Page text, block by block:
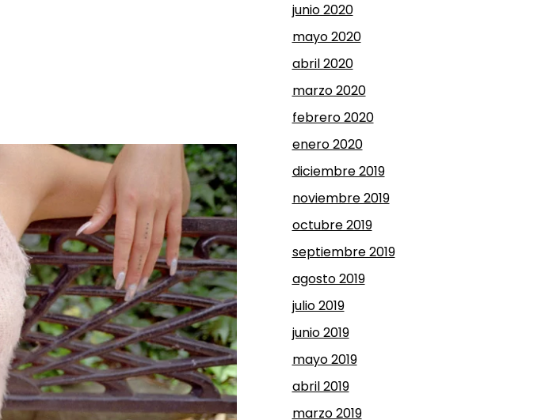
junio 2020
mayo 2020
abril 2020
marzo 2020
febrero 2020
enero 2020
diciembre 2019
noviembre 2019
octubre 2019
septiembre 2019
agosto 2019
julio 2019
junio 2019
mayo 2019
abril 2019
marzo 2019